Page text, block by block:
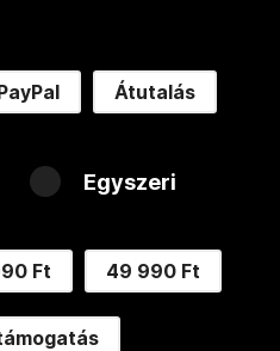
Átutalás
Egyszeri
Ft 49 990 Ft